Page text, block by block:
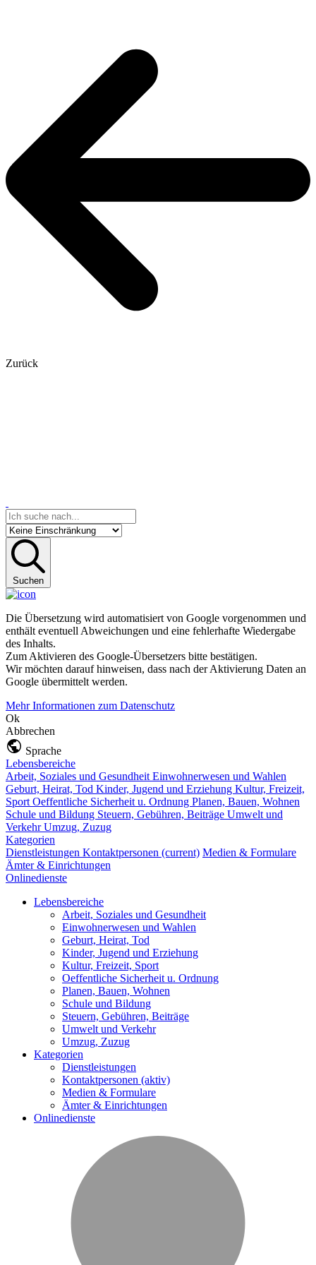
Zurück
Suchen
Die Übersetzung wird automatisiert von Google vorgenommen und
enthält eventuell Abweichungen und eine fehlerhafte Wiedergabe
des Inhalts.
Zum Aktivieren des Google-Übersetzers bitte bestätigen.
Wir möchten darauf hinweisen, dass nach der Aktivierung Daten an
Google übermittelt werden.
Mehr Informationen zum Datenschutz
Ok
Abbrechen
Sprache
Lebensbereiche
Arbeit, Soziales und Gesundheit Einwohnerwesen und Wahlen
Geburt, Heirat, Tod Kinder, Jugend und Erziehung Kultur, Freizeit,
Sport Oeffentliche Sicherheit u. Ordnung Planen, Bauen, Wohnen
Schule und Bildung Steuern, Gebühren, Beiträge Umwelt und
VerkehrUmzug, Zuzug
Kategorien
Dienstleistungen Kontaktpersonen (current) Medien & Formulare
Ämter & Einrichtungen
Onlinedienste
Lebensbereiche
Arbeit, Soziales und Gesundheit
Einwohnerwesen und Wahlen
Geburt, Heirat, Tod
Kinder, Jugend und Erziehung
Kultur, Freizeit, Sport
Oeffentliche Sicherheit u. Ordnung
Planen, Bauen, Wohnen
Schule und Bildung
Steuern, Gebühren, Beiträge
Umwelt und Verkehr
Umzug, Zuzug
Kategorien
Dienstleistungen
Kontaktpersonen (aktiv)
Medien & Formulare
Ämter & Einrichtungen
Onlinedienste